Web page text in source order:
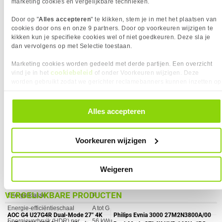
Door op "Alles accepteren" te klikken, stem je in met het plaatsen van
cookies door ons en onze 9 partners. Door op voorkeuren wijzigen te
kikken kun je specifieke cookies wel of niet goedkeuren. Deze sla je
dan vervolgens op met Selectie toestaan.
Marketing cookies worden gedeeld met derde partijen. Een overzicht
vind je in het cookiebeleid of onder Voorkeuren wijzigen. Deze
alle cookies. Je kunt je gegeven toestemming altijd intrekken, dit doe je
door in de footer van onze website te klikken op ‘Cookievoorkeuren’
Alles accepteren
Voorkeuren wijzigen
Weigeren
Bereik kantelhoek
-5 - 20°
Bevestigingsmogelijkheid
voor kabelslot
✓︎
Portretstand
✖︎
Hoogte verstelbaar
✖︎
VESA montage afmetingen
100 x 100
ENERGIE
50/60 Hz
AC-ingangsspanning
100 - 240 V
(HDR)
Energieklasse
F
Energie-efficiëntieschaal
A tot G
11, 159,
CLUB3D Ultra High Speed HDMI 2.1
Kabel 120Hz/48Gbps 2 meter
19,95
CLUB3D CAC-1563 USB-C® to
DisplayPortTM 2.1 DP54 Bi-
29,95
VERGELIJKBARE PRODUCTEN
AOC G4 U27G4R Dual-Mode 27" 4K
Philips Evnia 3000 27M2N3800A/00